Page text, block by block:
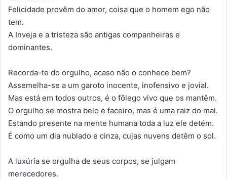
Felicidade provêm do amor, coisa que o homem ego não
tem.
A Inveja e a tristeza são antigas companheiras e
dominantes.
Recorda-te do orgulho, acaso não o conhece bem?
Assemelha-se a um garoto inocente, inofensivo e jovial.
Mas está em todos outros, é o fôlego vivo que os mantêm.
O orgulho se mostra belo e faceiro, mas é uma raiz do mal.
Estando presente na mente humana toda a luz ele detém.
É como um dia nublado e cinza, cujas nuvens detêm o sol.
A luxúria se orgulha de seus corpos, se julgam
merecedores.